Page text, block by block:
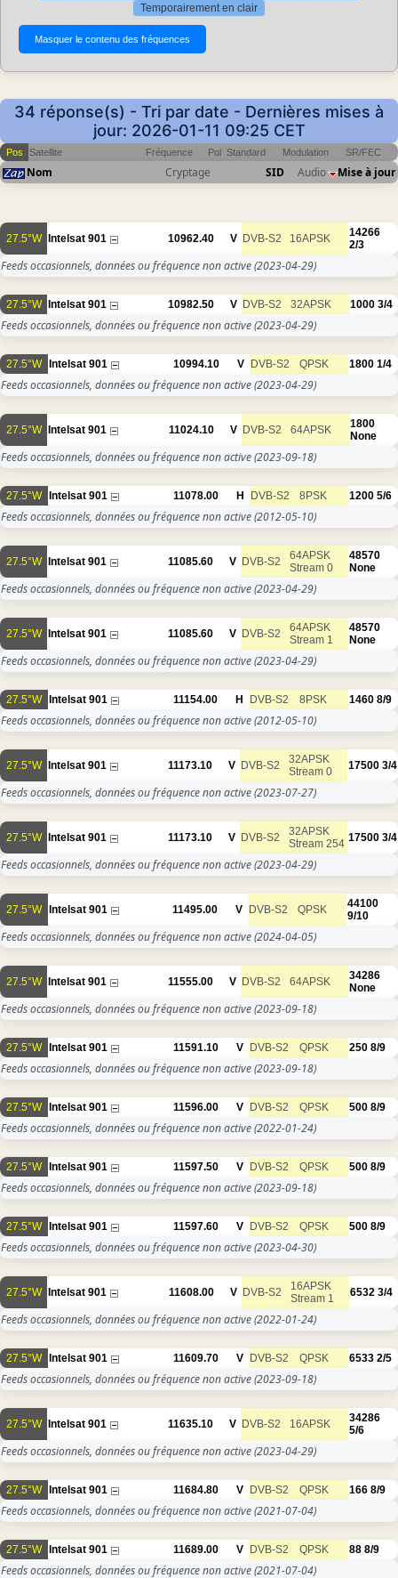
Temporairement en clair
34 réponse(s) - Tri par date - Dernières mises à
jour: 2026-01-11 09:25 CET
Pos Satellite Fréquence Pol Standard Modulation SR/FEC
Nom Cryptage SID Audio Mise à jour
27.5°W Intelsat 901 10962.40 V DVB-S2 16APSK
14266
2/3
Feeds occasionnels, données ou fréquence non active(2023-04-29)
27.5°W Intelsat 901 10982.50 V DVB-S2 32APSK 1000 3/4
Feeds occasionnels, données ou fréquence non active(2023-04-29)
27.5°W Intelsat 901 10994.10 V DVB-S2 QPSK 1800 1/4
Feeds occasionnels, données ou fréquence non active(2023-04-29)
27.5°W Intelsat 901 11024.10 V DVB-S2 64APSK
1800
None
Feeds occasionnels, données ou fréquence non active(2023-09-18)
27.5°W Intelsat 901 11078.00 H DVB-S2 8PSK 1200 5/6
Feeds occasionnels, données ou fréquence non active(2012-05-10)
27.5°W Intelsat 901 11085.60 V DVB-S2
64APSK
Stream 0
48570
None
Feeds occasionnels, données ou fréquence non active(2023-04-29)
27.5°W Intelsat 901 11085.60 V DVB-S2
64APSK
Stream 1
48570
None
Feeds occasionnels, données ou fréquence non active(2023-04-29)
27.5°W Intelsat 901 11154.00 H DVB-S2 8PSK 1460 8/9
Feeds occasionnels, données ou fréquence non active(2012-05-10)
27.5°W Intelsat 901 11173.10 V DVB-S2
32APSK
Stream 0
17500 3/4
Feeds occasionnels, données ou fréquence non active(2023-07-27)
27.5°W Intelsat 901 11173.10 V DVB-S2
32APSK
Stream 254 17500 3/4
Feeds occasionnels, données ou fréquence non active(2023-04-29)
27.5°W Intelsat 901 11495.00 V DVB-S2 QPSK
44100
9/10
Feeds occasionnels, données ou fréquence non active(2024-04-05)
27.5°W Intelsat 901 11555.00 V DVB-S2 64APSK
34286
None
Feeds occasionnels, données ou fréquence non active(2023-09-18)
27.5°W Intelsat 901 11591.10 V DVB-S2 QPSK 250 8/9
Feeds occasionnels, données ou fréquence non active(2023-09-18)
27.5°W Intelsat 901 11596.00 V DVB-S2 QPSK 500 8/9
Feeds occasionnels, données ou fréquence non active(2022-01-24)
27.5°W Intelsat 901 11597.50 V DVB-S2 QPSK 500 8/9
Feeds occasionnels, données ou fréquence non active(2023-09-18)
27.5°W Intelsat 901 11597.60 V DVB-S2 QPSK 500 8/9
Feeds occasionnels, données ou fréquence non active(2023-04-30)
27.5°W Intelsat 901 11608.00 V DVB-S2
16APSK
Stream 1
6532 3/4
Feeds occasionnels, données ou fréquence non active(2022-01-24)
27.5°W Intelsat 901 11609.70 V DVB-S2 QPSK 6533 2/5
Feeds occasionnels, données ou fréquence non active(2023-09-18)
27.5°W Intelsat 901 11635.10 V DVB-S2 16APSK
34286
5/6
Feeds occasionnels, données ou fréquence non active(2023-04-29)
27.5°W Intelsat 901 11684.80 V DVB-S2 QPSK 166 8/9
Feeds occasionnels, données ou fréquence non active(2021-07-04)
27.5°W Intelsat 901 11689.00 V DVB-S2 QPSK 88 8/9
Feeds occasionnels, données ou fréquence non active(2021-07-04)